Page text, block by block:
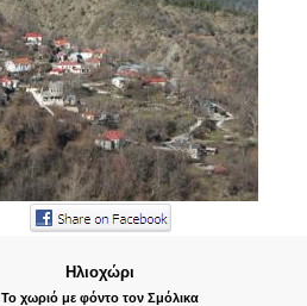
Ηλιοχώρι
Το χωριό με φόντο τον Σμόλικα